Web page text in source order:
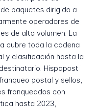
paquetes dirigido a
operadores de
de alto volumen. La
cubre toda la cadena
y clasificación hasta la
Hispapost
postal y sellos,
franqueados con
hasta 2023,